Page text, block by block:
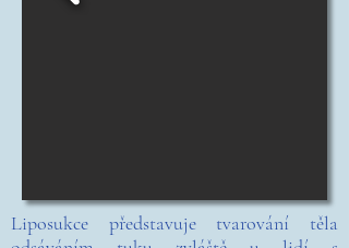
Liposukce představuje tvarování těla